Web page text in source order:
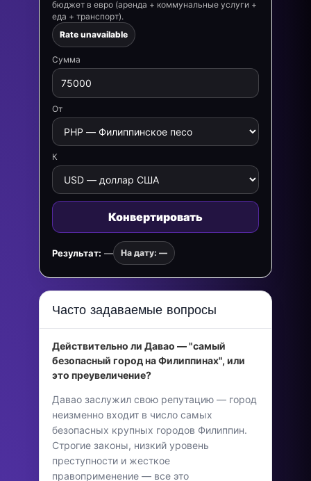
бюджет в евро (аренда + коммунальные услуги +
еда + транспорт).
Rate unavailable
Сумма
От
К
Конвертировать
Результат: — На дату: —
Часто задаваемые вопросы
Действительно ли Давао — "самый
безопасный город на Филиппинах", или
это преувеличение?
Давао заслужил свою репутацию — город
неизменно входит в число самых
безопасных крупных городов Филиппин.
Строгие законы, низкий уровень
преступности и жесткое
правоприменение — все это